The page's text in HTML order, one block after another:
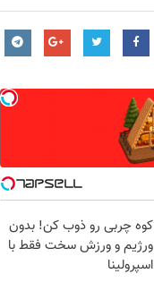
کوه چربی رو ذوب کن! بدون
ورژیم و ورزش سخت فقط با
اسپرولینا